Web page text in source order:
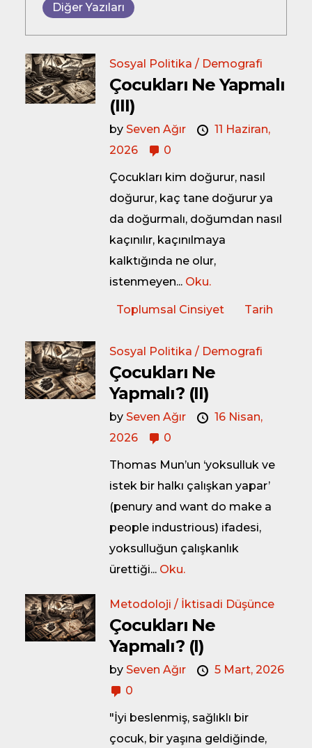
Diğer Yazıları
Sosyal Politika / Demografi
Çocukları Ne Yapmalı
(III)
bySeven Ağır
11 Haziran,
2026
0
Çocukları kim doğurur, nasıl
doğurur, kaç tane doğurur ya
da doğurmalı, doğumdan nasıl
kaçınılır, kaçınılmaya
kalktığında ne olur,
istenmeyen... Oku.
Toplumsal Cinsiyet Tarih
Sosyal Politika / Demografi
Çocukları Ne
Yapmalı? (II)
bySeven Ağır
16 Nisan,
2026
0
Thomas Mun’un ‘yoksulluk ve
istek bir halkı çalışkan yapar’
(penury and want do make a
people industrious) ifadesi,
yoksulluğun çalışkanlık
ürettiği... Oku.
Metodoloji / İktisadi Düşünce
Çocukları Ne
Yapmalı? (I)
bySeven Ağır
5 Mart, 2026
0
"İyi beslenmiş, sağlıklı bir
çocuk, bir yaşına geldiğinde,